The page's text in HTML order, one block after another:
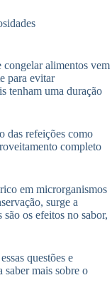
congelar alimentos vem
para evitar
tenham uma duração
das refeições como
completo
em microrganismos
surge a
os efeitos no sabor,
questões e
saber mais sobre o